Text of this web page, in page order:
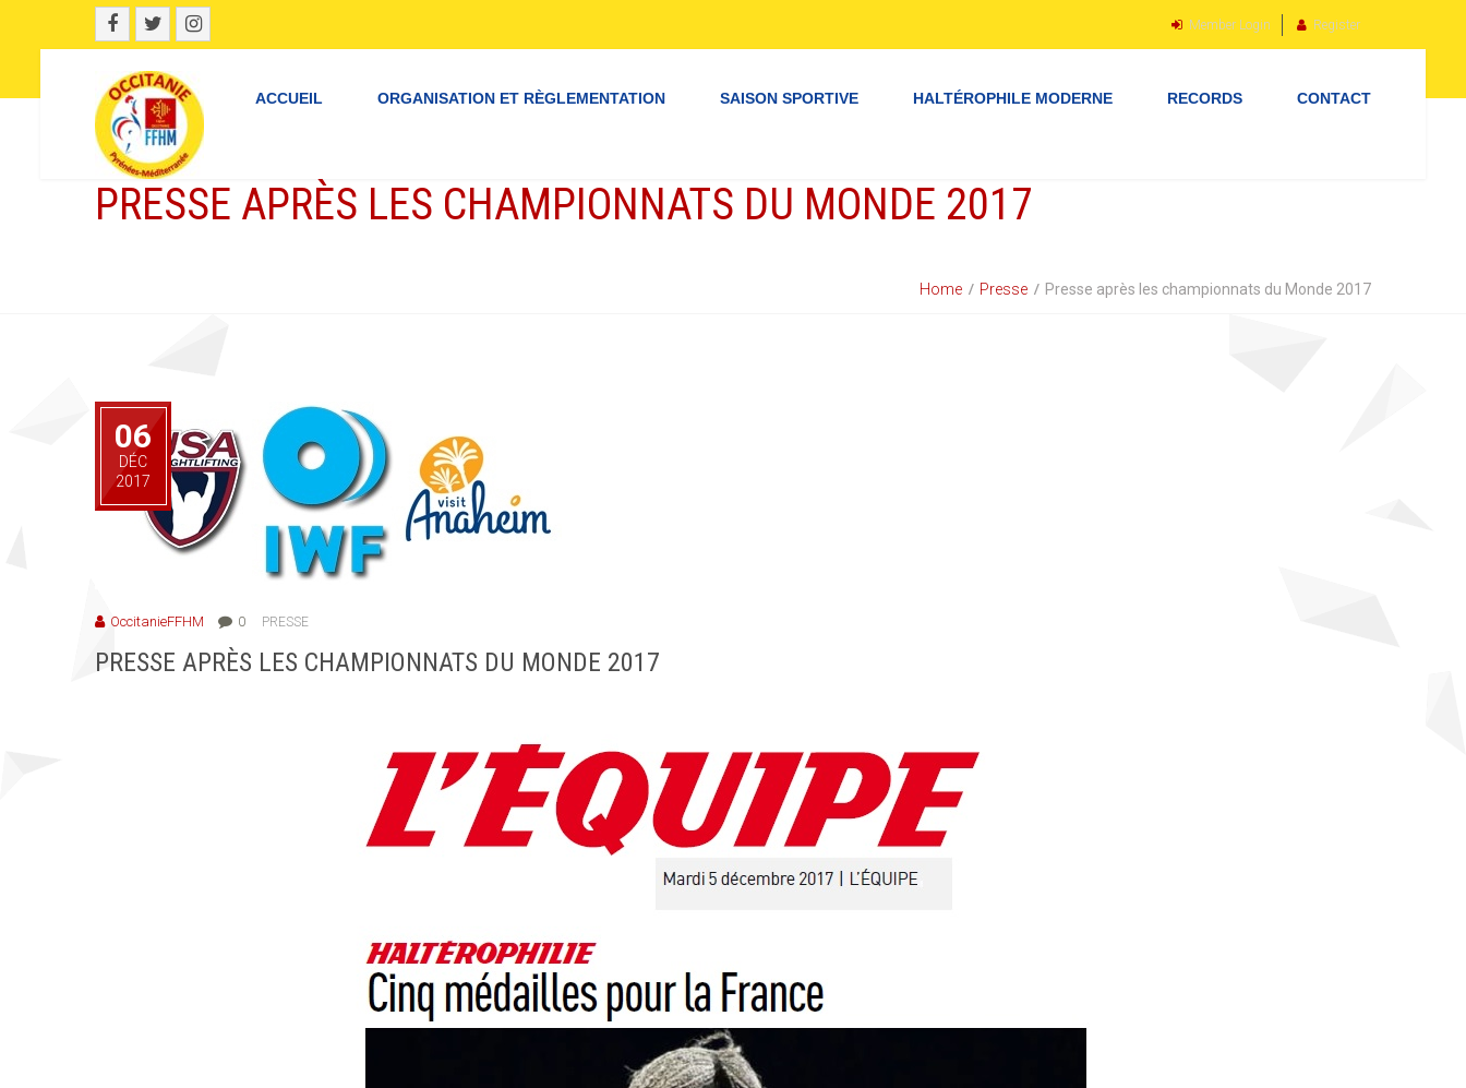
Member Login Register
ACCUEIL ORGANISATION ET RÈGLEMENTATION SAISON SPORTIVE HALTÉROPHILE MODERNE RECORDS CONTACT
PRESSE APRÈS LES CHAMPIONNATS DU MONDE 2017
Home Presse Presse après les championnats du Monde 2017
06
DÉC
2017
OccitanieFFHM 0 PRESSE
PRESSE APRÈS LES CHAMPIONNATS DU MONDE 2017